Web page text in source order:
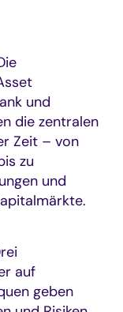
und
die zentralen
Zeit – von
zu
und
auf
geben